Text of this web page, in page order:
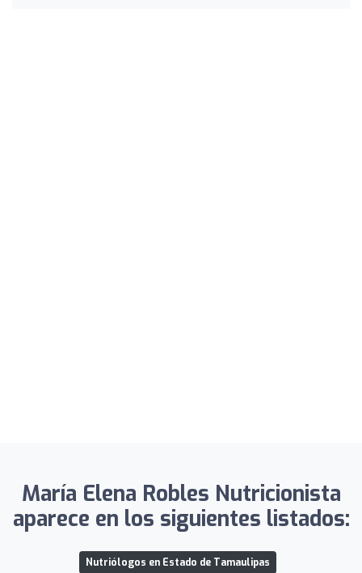
María Elena Robles Nutricionista
aparece en los siguientes listados:
Nutriólogos en Estado de Tamaulipas